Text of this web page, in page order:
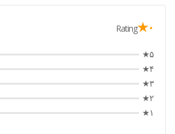
۰★ Rating
۵★
۴★
۳★
۲★
۱★